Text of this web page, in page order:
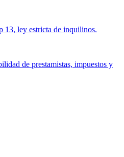
13, ley estricta de inquilinos.
de prestamistas, impuestos y